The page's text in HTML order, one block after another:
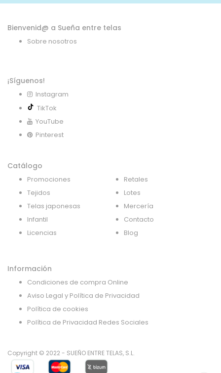
Bienvenid@ a Sueña entre telas
Sobre nosotros
¡Síguenos!
Instagram
TikTok
YouTube
Pinterest
Catálogo
Promociones
Tejidos
Telas japonesas
Infantil
Licencias
Retales
Lotes
Mercería
Contacto
Blog
Información
Condiciones de compra Online
Aviso Legal y Política de Privacidad
Política de cookies
Política de Privacidad Redes Sociales
Copyright © 2022 - SUEÑO ENTRE TELAS, S.L.